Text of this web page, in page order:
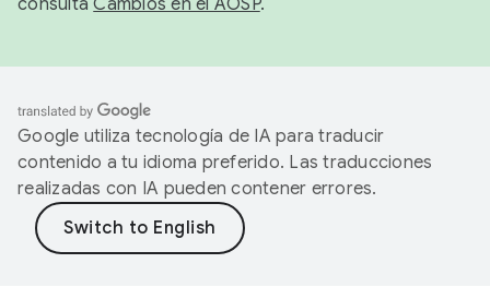
consultaCambios en el AOSP.
Google utiliza tecnología de IA para traducir
contenido a tu idioma preferido. Las traducciones
realizadas con IA pueden contener errores.